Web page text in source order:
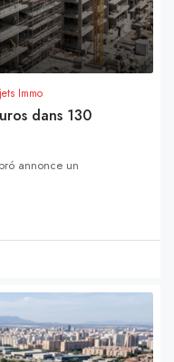
Immo
dans 130
annonce un